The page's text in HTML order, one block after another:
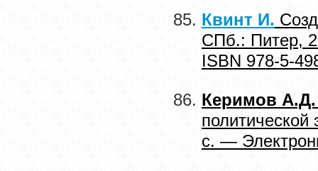
Квинт И.
СПб.: Питер,
ISBN 978-5-
Керимов А.Д.
с. —